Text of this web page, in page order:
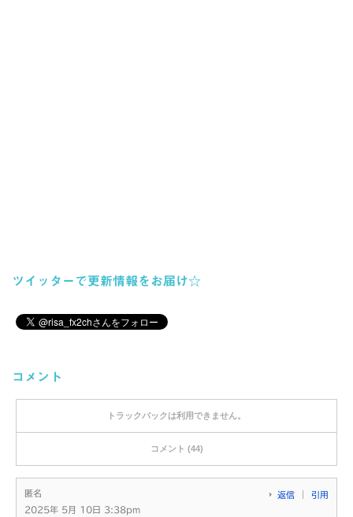
ツイッターで更新情報をお届け☆
コメント
トラックバックは利用できません。
コメント (44)
匿名
2025年 5月 10日 3:38pm
返信 引用